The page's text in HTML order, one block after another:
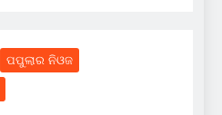
ପପୁଲାର ନିଓଜ